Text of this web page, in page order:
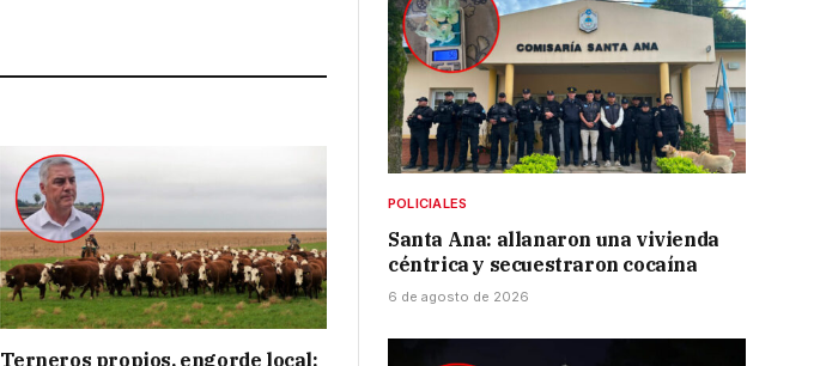
Terneros propios, engorde local:
POLICIALES
Santa Ana: allanaron una vivienda
céntrica y secuestraron cocaína
6 de agosto de 2026